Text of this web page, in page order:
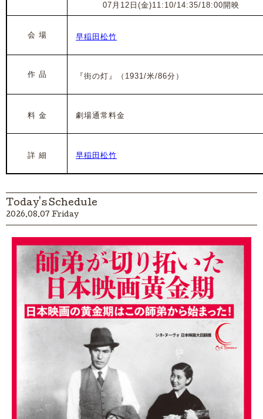
07月12日(金)11:10/14:35/18:00開映
会 場 早稲田松竹
作 品 『街の灯』（1931/米/86分）
料 金 劇場通常料金
詳 細 早稲田松竹
Today's Schedule
2026.08.07 Friday